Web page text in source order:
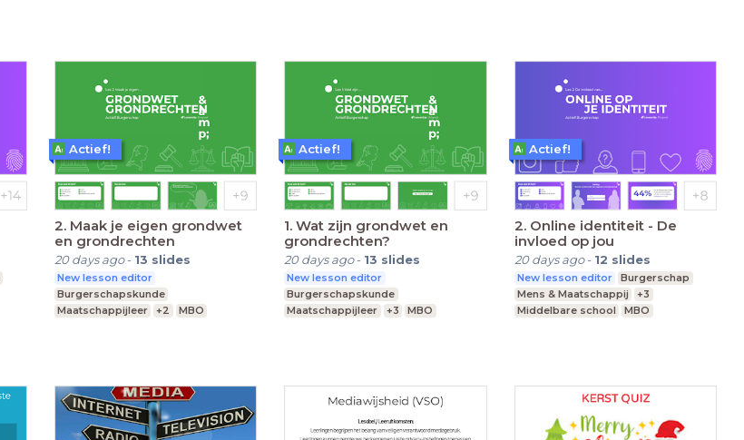
2. Maak je eigen grondwet
en grondrechten
20 days ago- 13 slides
New lesson editor
Burgerschapskunde
Maatschappijleer
+2
MBO
Actief!
1. Wat zijn grondwet en
grondrechten?
20 days ago- 13 slides
New lesson editor
Burgerschapskunde
Maatschappijleer
+3
MBO
Actief!
2. Online identiteit - De
invloed op jou
20 days ago- 12 slides
New lesson editor
Burgerschap
Mens & Maatschappij
+3
Middelbare school
MBO
Actief!